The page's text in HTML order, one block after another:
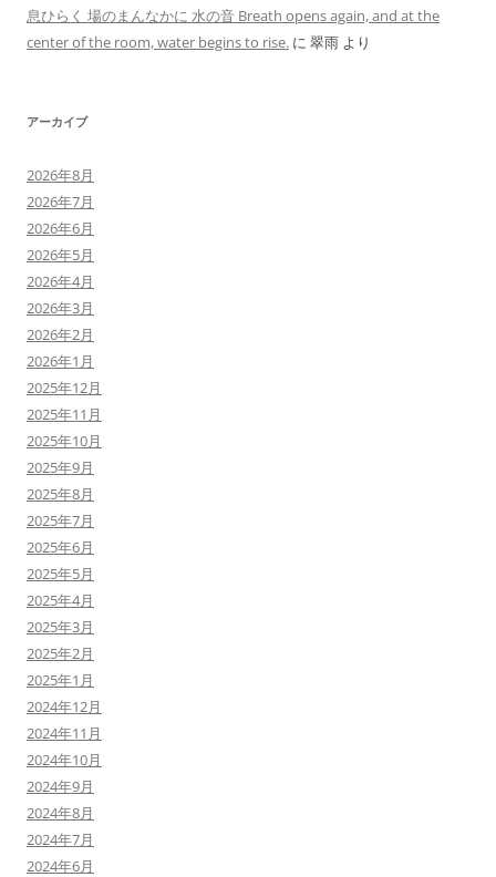
息ひらく 場のまんなかに 水の音 Breath opens again, and at the
center of the room, water begins to rise. に 翠雨 より
アーカイブ
2026年8月
2026年7月
2026年6月
2026年5月
2026年4月
2026年3月
2026年2月
2026年1月
2025年12月
2025年11月
2025年10月
2025年9月
2025年8月
2025年7月
2025年6月
2025年5月
2025年4月
2025年3月
2025年2月
2025年1月
2024年12月
2024年11月
2024年10月
2024年9月
2024年8月
2024年7月
2024年6月